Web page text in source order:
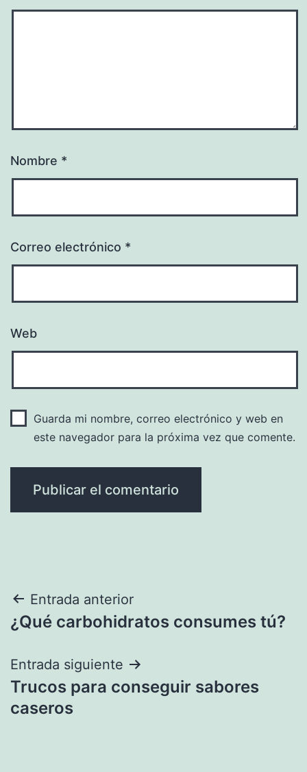
Nombre *
Correo electrónico *
Web
Guarda mi nombre, correo electrónico y web en
este navegador para la próxima vez que comente.
Navegación
de
entradas
Entrada anterior
¿Qué carbohidratos consumes tú?
Entrada siguiente
Trucos para conseguir sabores
caseros